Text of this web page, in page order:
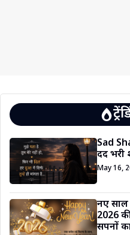
Sad
दर्द भरी
May 16,
नए
2026
सपनों